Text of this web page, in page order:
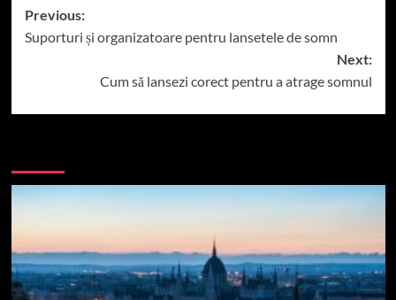
Post
navigation
Previous:
Suporturi și organizatoare pentru lansetele de somn
Next:
Cum să lansezi corect pentru a atrage somnul